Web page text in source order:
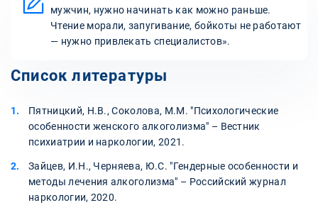
мужчин, нужно начинать как можно раньше.
Чтение морали, запугивание, бойкоты не работают
— нужно привлекать специалистов».
Список литературы
Пятницкий, Н.В., Соколова, М.М. "Психологические
особенности женского алкоголизма" – Вестник
психиатрии и наркологии, 2021.
Зайцев, И.Н., Черняева, Ю.С. "Гендерные особенности и
методы лечения алкоголизма" – Российский журнал
наркологии, 2020.